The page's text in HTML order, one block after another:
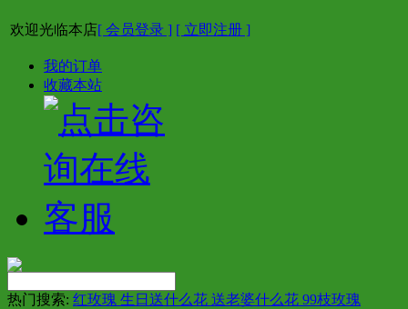
欢迎光临本店[ 会员登录 ] [ 立即注册 ]
我的订单
收藏本站
热门搜索: 红玫瑰 生日送什么花 送老婆什么花 99枝玫瑰